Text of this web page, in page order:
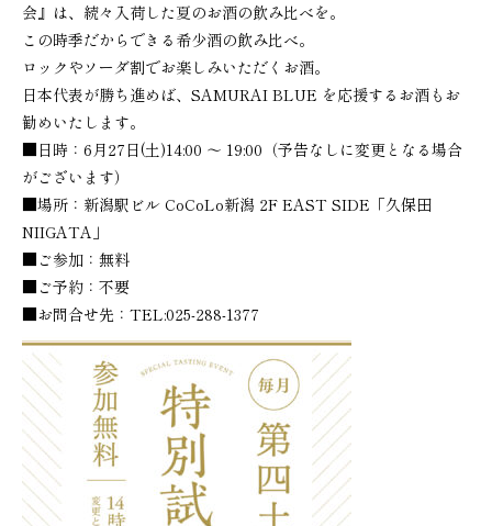
会』は、続々入荷した夏のお酒の飲み比べを。
この時季だからできる希少酒の飲み比べ。
ロックやソーダ割でお楽しみいただくお酒。
日本代表が勝ち進めば、SAMURAI BLUE を応援するお酒もお
勧めいたします。
■日時：6月27日(土)14:00 ～ 19:00（予告なしに変更となる場合
がございます）
■場所：新潟駅ビル CoCoLo新潟 2F EAST SIDE「久保田
NIIGATA」
■ご参加：無料
■ご予約：不要
■お問合せ先：TEL:025-288-1377